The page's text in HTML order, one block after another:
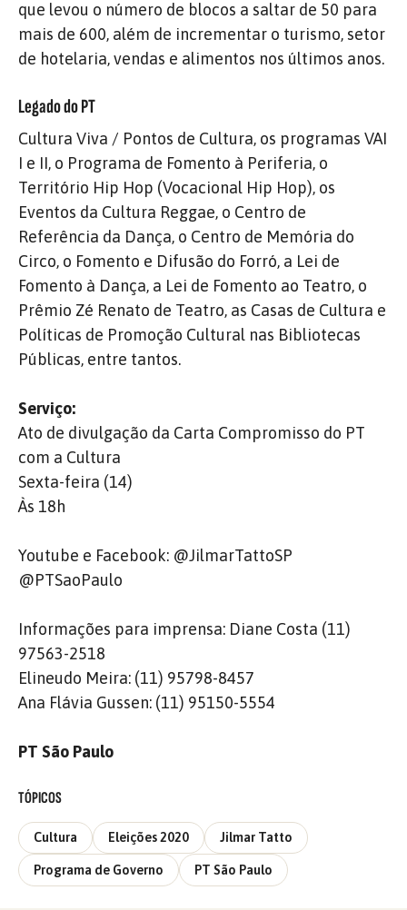
que levou o número de blocos a saltar de 50 para
mais de 600, além de incrementar o turismo, setor
de hotelaria, vendas e alimentos nos últimos anos.
Legado do PT
Cultura Viva / Pontos de Cultura, os programas VAI
I e II, o Programa de Fomento à Periferia, o
Território Hip Hop (Vocacional Hip Hop), os
Eventos da Cultura Reggae, o Centro de
Referência da Dança, o Centro de Memória do
Circo, o Fomento e Difusão do Forró, a Lei de
Fomento à Dança, a Lei de Fomento ao Teatro, o
Prêmio Zé Renato de Teatro, as Casas de Cultura e
Políticas de Promoção Cultural nas Bibliotecas
Públicas, entre tantos.
Serviço:
Ato de divulgação da Carta Compromisso do PT
com a Cultura
Sexta-feira (14)
Às 18h
Youtube e Facebook: @JilmarTattoSP
@PTSaoPaulo
Informações para imprensa: Diane Costa (11)
97563-2518
Elineudo Meira: (11) 95798-8457
Ana Flávia Gussen: (11) 95150-5554
PT São Paulo
TÓPICOS
Cultura Eleições 2020 Jilmar Tatto
Programa de Governo PT São Paulo